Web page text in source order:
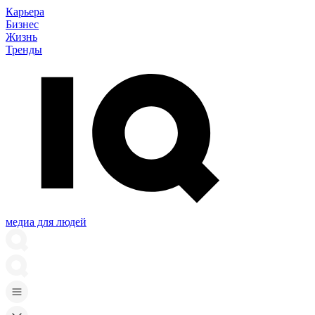
Карьера
Бизнес
Жизнь
Тренды
медиа для людей